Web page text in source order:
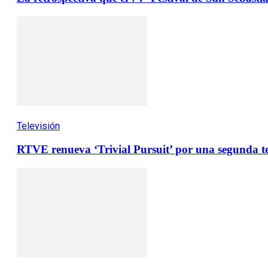
Televisión
RTVE renueva ‘Trivial Pursuit’ por una segunda